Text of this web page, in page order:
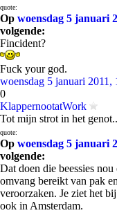
quote:
Op woensdag 5 januari
volgende:
Fincident?
Fuck your god.
woensdag 5 januari 2011,
0
KlappernootatWork
Tot mijn strot in het genot..
quote:
Op woensdag 5 januari
volgende:
Dat doen die beessies
omvang bereikt van pak
veroorzaken. Je ziet het
ook in Amsterdam.